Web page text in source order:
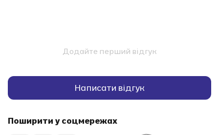
Додайте перший відгук
Написати відгук
Поширити у соцмережах